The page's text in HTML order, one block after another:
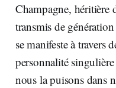
Champagne, héritière
transmis de
se manifeste à travers
personnalité
nous la puisons dans